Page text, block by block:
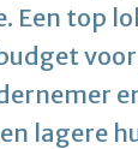
Een top
lagere